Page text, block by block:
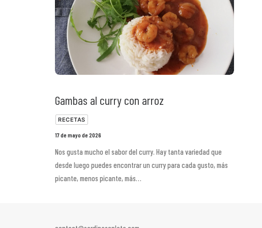
Gambas al curry con arroz
RECETAS
17 de mayo de 2026
Nos gusta mucho el sabor del curry. Hay tanta variedad que
desde luego puedes encontrar un curry para cada gusto, más
picante, menos picante, más…